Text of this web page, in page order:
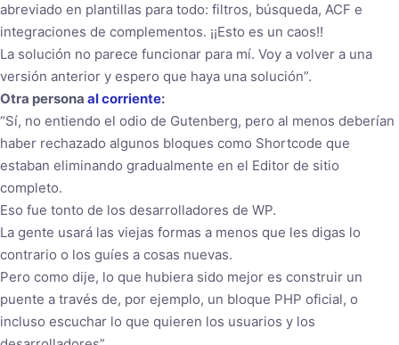
abreviado en plantillas para todo: filtros, búsqueda, ACF e
integraciones de complementos. ¡¡Esto es un caos!!
La solución no parece funcionar para mí. Voy a volver a una
versión anterior y espero que haya una solución”.
Otra persona al corriente:
“Sí, no entiendo el odio de Gutenberg, pero al menos deberían
haber rechazado algunos bloques como Shortcode que
estaban eliminando gradualmente en el Editor de sitio
completo.
Eso fue tonto de los desarrolladores de WP.
La gente usará las viejas formas a menos que les digas lo
contrario o los guíes a cosas nuevas.
Pero como dije, lo que hubiera sido mejor es construir un
puente a través de, por ejemplo, un bloque PHP oficial, o
incluso escuchar lo que quieren los usuarios y los